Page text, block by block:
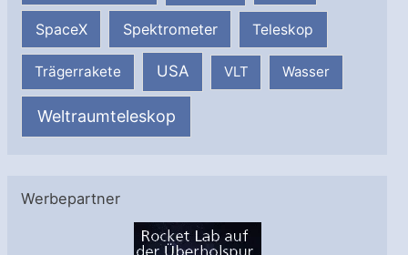
SpaceX Spektrometer Teleskop
Trägerrakete USA VLT Wasser
Weltraumteleskop
Werbepartner